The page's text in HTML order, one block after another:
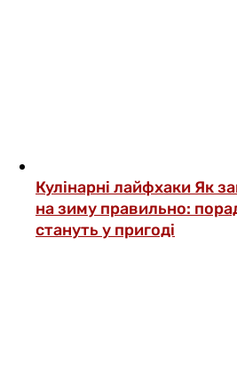
Кулінарні лайфхаки Як
на зиму правильно:
стануть у пригоді